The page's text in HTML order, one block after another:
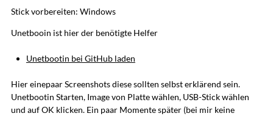
Stick vorbereiten: Windows
Unetbooin ist hier der benötigte Helfer
Unetbootin bei GitHub laden
Hier einepaar Screenshots diese sollten selbst erklärend sein.
Unetbootin Starten, Image von Platte wählen, USB-Stick wählen
und auf OK klicken. Ein paar Momente später (bei mir keine